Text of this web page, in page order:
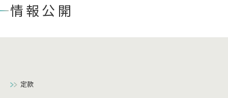
情報公開
定款